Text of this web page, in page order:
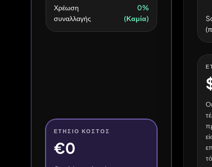
Χρέωση
συναλλαγής
0%
(Καμία)
ΕΤΉΣΙΟ ΚΌΣΤΟΣ
€0